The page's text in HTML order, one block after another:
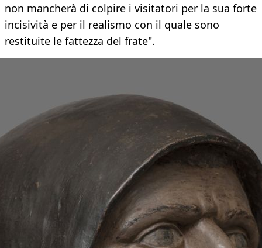
non mancherà di colpire i visitatori per la sua forte
incisività e per il realismo con il quale sono
restituite le fattezza del frate".